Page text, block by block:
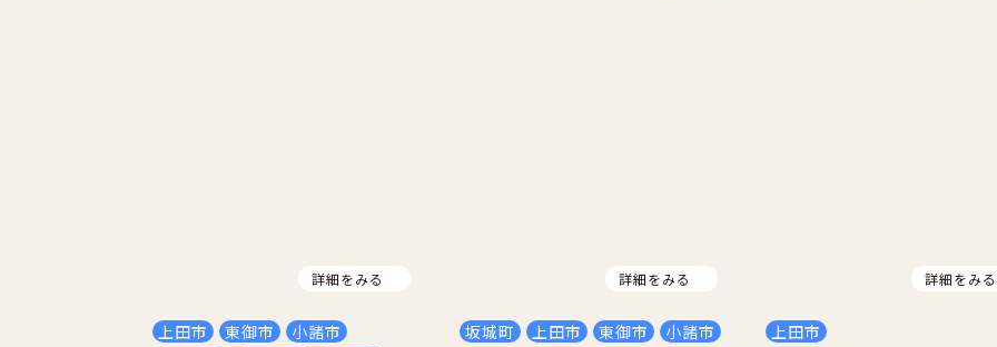
詳細をみる
上田市 東御市
小諸市
詳細をみる
坂城町 上田市 東御市
小諸市
詳細をみる
上田市